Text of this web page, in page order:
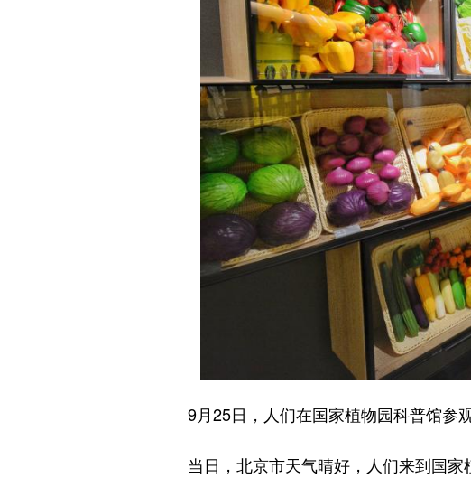
9月25日，人们在国家植物园科普馆参观
当日，北京市天气晴好，人们来到国家